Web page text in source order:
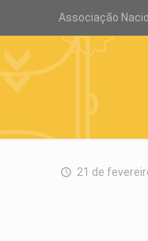
Associação
21 de